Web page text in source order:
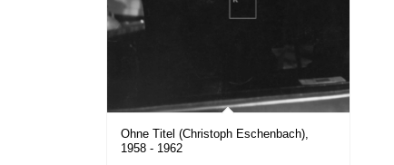
Ohne Titel (Christoph Eschenbach),
1958 - 1962